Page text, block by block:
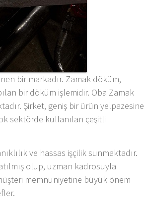
bir markadır. Zamak döküm,
bir döküm işlemidir. Oba Zamak
Şirket, geniş bir ürün yelpazesine
sektörde kullanılan çeşitli
ve hassas işçilik sunmaktadır.
olup, uzman kadrosuyla
memnuniyetine büyük önem